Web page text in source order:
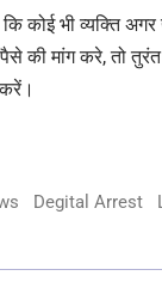
कोई भी व्यक्ति
की मांग करे, तो
Degital Arrest